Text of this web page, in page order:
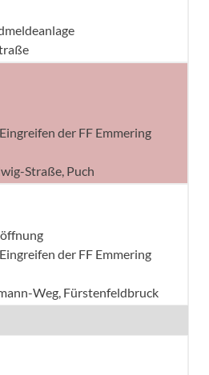
der FF Emmering
Straße, Puch
der FF Emmering
Weg, Fürstenfeldbruck